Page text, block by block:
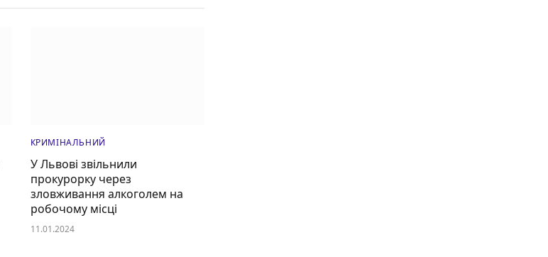
КРИМІНАЛЬНИЙ
У Львові звільнили
прокурорку через
зловживання алкоголем на
робочому місці
11.01.2024